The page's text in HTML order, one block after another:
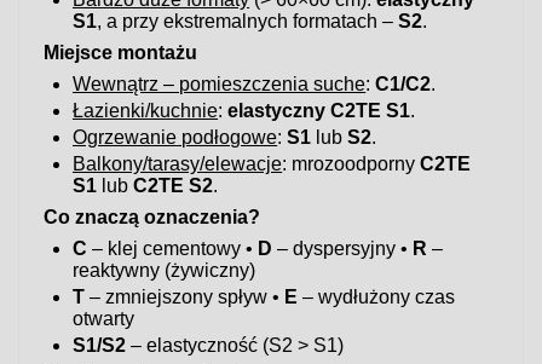
S1, a przy ekstremalnych formatach –S2.
Miejsce montażu
Wewnątrz – pomieszczenia suche:C1/C2.
Łazienki/kuchnie:elastyczny C2TE S1.
Ogrzewanie podłogowe:S1 lubS2.
Balkony/tarasy/elewacje: mrozoodpornyC2TE
S1 lubC2TE S2.
Co znaczą oznaczenia?
C – klej cementowy • D – dyspersyjny • R –
reaktywny (żywiczny)
T – zmniejszony spływ • E – wydłużony czas
otwarty
S1/S2 – elastyczność (S2 > S1)